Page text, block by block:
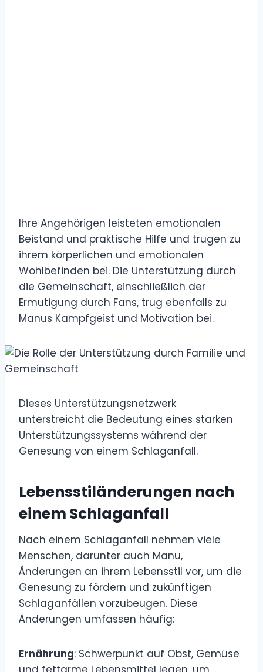
Ihre Angehörigen leisteten emotionalen
Beistand und praktische Hilfe und trugen zu
ihrem körperlichen und emotionalen
Wohlbefinden bei. Die Unterstützung durch
die Gemeinschaft, einschließlich der
Ermutigung durch Fans, trug ebenfalls zu
Manus Kampfgeist und Motivation bei.
Dieses Unterstützungsnetzwerk
unterstreicht die Bedeutung eines starken
Unterstützungssystems während der
Genesung von einem Schlaganfall.
Lebensstiländerungen nach
einem Schlaganfall
Nach einem Schlaganfall nehmen viele
Menschen, darunter auch Manu,
Änderungen an ihrem Lebensstil vor, um die
Genesung zu fördern und zukünftigen
Schlaganfällen vorzubeugen. Diese
Änderungen umfassen häufig:
Ernährung: Schwerpunkt auf Obst, Gemüse